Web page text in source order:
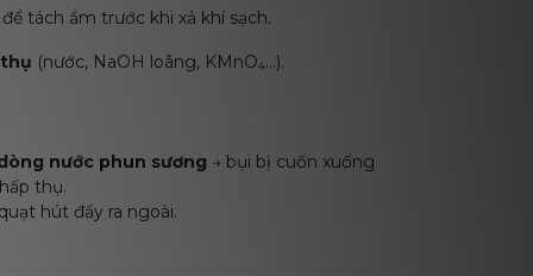
tách ẩm trước khi xả khí sạch.
(nước, NaOH loãng, KMnO₄...).
nước phun sương → bụi bị cuốn xuống
thụ.
hút đẩy ra ngoài.